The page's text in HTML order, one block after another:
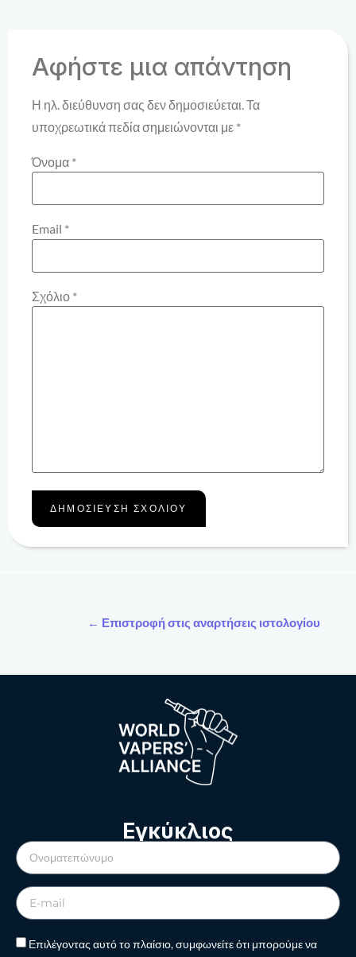
Αφήστε μια απάντηση
Η ηλ. διεύθυνση σας δεν δημοσιεύεται. Τα
υποχρεωτικά πεδία σημειώνονται με *
Όνομα *
Email *
Σχόλιο *
← Επιστροφή στις αναρτήσεις ιστολογίου
Εγκύκλιος
Επιλέγοντας αυτό το πλαίσιο, συμφωνείτε ότι μπορούμε να